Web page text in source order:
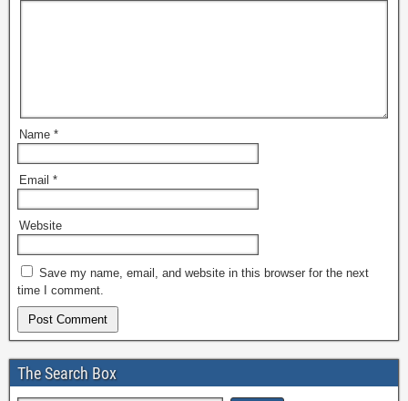
Name *
Email *
Website
Save my name, email, and website in this browser for the next
time I comment.
The Search Box